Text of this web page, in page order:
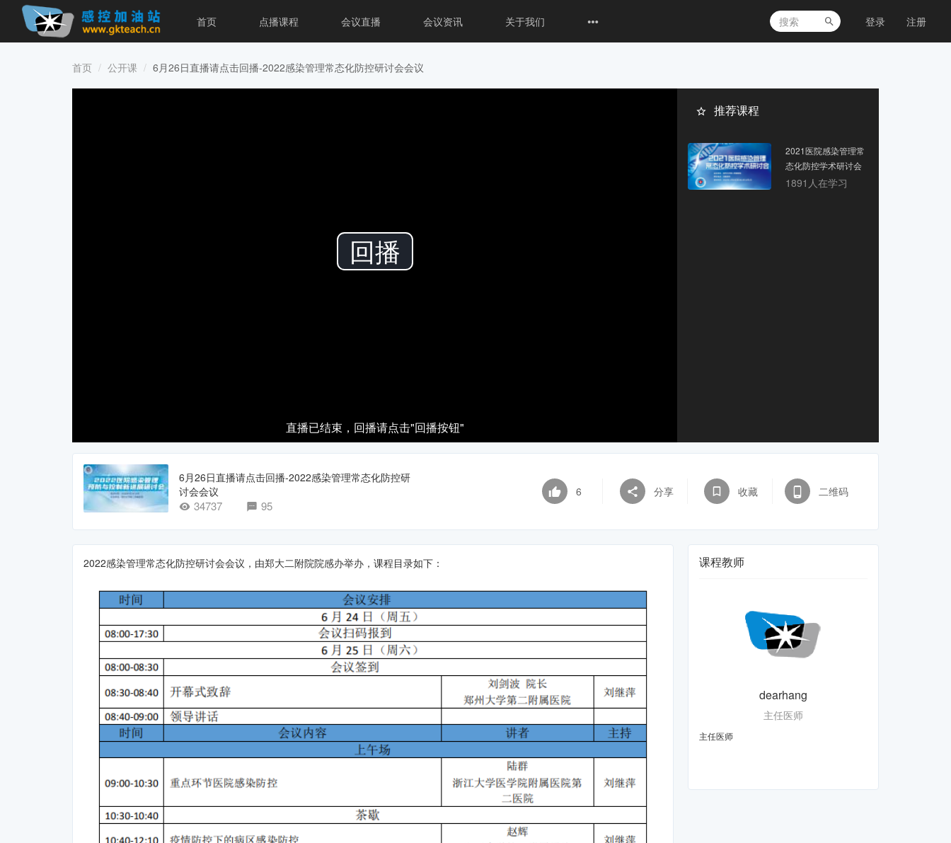
首页 点播课程 会议直播 会议资讯 关于我们 登录 注册
首页 公开课 6月26日直播请点击回播-2022感染管理常态化防控研讨会会议
回
回播
直播已结束，回播请点击"回播按钮"
推荐课程
2021医院感染管理常
态化防控学术研讨会
1891人在学习
6月26日直播请点击回播-2022感染管理常态化防控研
讨会会议
34737 95
6 分享 收藏 二维码
2022感染管理常态化防控研讨会会议，由郑大二附院院感办举办，课程目录如下： 课程教师
dearhang
主任医师
主任医师